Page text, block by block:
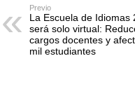
Previo
La Escuela de Idiomas
será solo virtual:
cargos docentes y
mil estudiantes